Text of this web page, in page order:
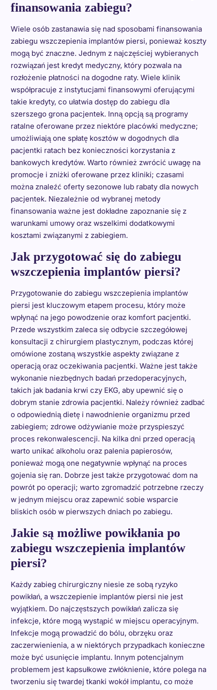
finansowania zabiegu?
Wiele osób zastanawia się nad sposobami finansowania
zabiegu wszczepienia implantów piersi, ponieważ koszty
mogą być znaczne. Jednym z najczęściej wybieranych
rozwiązań jest kredyt medyczny, który pozwala na
rozłożenie płatności na dogodne raty. Wiele klinik
współpracuje z instytucjami finansowymi oferującymi
takie kredyty, co ułatwia dostęp do zabiegu dla
szerszego grona pacjentek. Inną opcją są programy
ratalne oferowane przez niektóre placówki medyczne;
umożliwiają one spłatę kosztów w dogodnych dla
pacjentki ratach bez konieczności korzystania z
bankowych kredytów. Warto również zwrócić uwagę na
promocje i zniżki oferowane przez kliniki; czasami
można znaleźć oferty sezonowe lub rabaty dla nowych
pacjentek. Niezależnie od wybranej metody
finansowania ważne jest dokładne zapoznanie się z
warunkami umowy oraz wszelkimi dodatkowymi
kosztami związanymi z zabiegiem.
Jak przygotować się do zabiegu
wszczepienia implantów piersi?
Przygotowanie do zabiegu wszczepienia implantów
piersi jest kluczowym etapem procesu, który może
wpłynąć na jego powodzenie oraz komfort pacjentki.
Przede wszystkim zaleca się odbycie szczegółowej
konsultacji z chirurgiem plastycznym, podczas której
omówione zostaną wszystkie aspekty związane z
operacją oraz oczekiwania pacjentki. Ważne jest także
wykonanie niezbędnych badań przedoperacyjnych,
takich jak badania krwi czy EKG, aby upewnić się o
dobrym stanie zdrowia pacjentki. Należy również zadbać
o odpowiednią dietę i nawodnienie organizmu przed
zabiegiem; zdrowe odżywianie może przyspieszyć
proces rekonwalescencji. Na kilka dni przed operacją
warto unikać alkoholu oraz palenia papierosów,
ponieważ mogą one negatywnie wpłynąć na proces
gojenia się ran. Dobrze jest także przygotować dom na
powrót po operacji; warto zgromadzić potrzebne rzeczy
w jednym miejscu oraz zapewnić sobie wsparcie
bliskich osób w pierwszych dniach po zabiegu.
Jakie są możliwe powikłania po
zabiegu wszczepienia implantów
piersi?
Każdy zabieg chirurgiczny niesie ze sobą ryzyko
powikłań, a wszczepienie implantów piersi nie jest
wyjątkiem. Do najczęstszych powikłań zalicza się
infekcje, które mogą wystąpić w miejscu operacyjnym.
Infekcje mogą prowadzić do bólu, obrzęku oraz
zaczerwienienia, a w niektórych przypadkach konieczne
może być usunięcie implantu. Innym potencjalnym
problemem jest kapsułkowe zwłóknienie, które polega na
tworzeniu się twardej tkanki wokół implantu, co może